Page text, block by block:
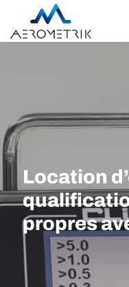
Location
propres